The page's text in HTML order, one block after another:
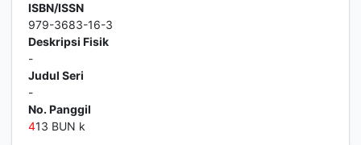
ISBN/ISSN
979-3683-16-3
Deskripsi Fisik
-
Judul Seri
-
No. Panggil
413 BUN k